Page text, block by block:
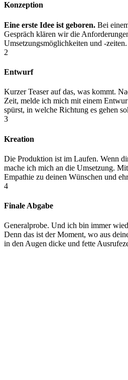
Konzeption
Eine erste Idee ist geboren. Bei
Gespräch klären wir die
Umsetzungsmöglichkeiten und -zeiten.
2
Entwurf
Kurzer Teaser auf das, was kommt.
Zeit, melde ich mich mit einem
spürst, in welche Richtung es gehen
3
Kreation
Die Produktion ist im Laufen. Wenn
mache ich mich an die Umsetzung.
Empathie zu deinen Wünschen und
4
Finale Abgabe
Generalprobe. Und ich bin immer
Denn das ist der Moment, wo aus
in den Augen dicke und fette